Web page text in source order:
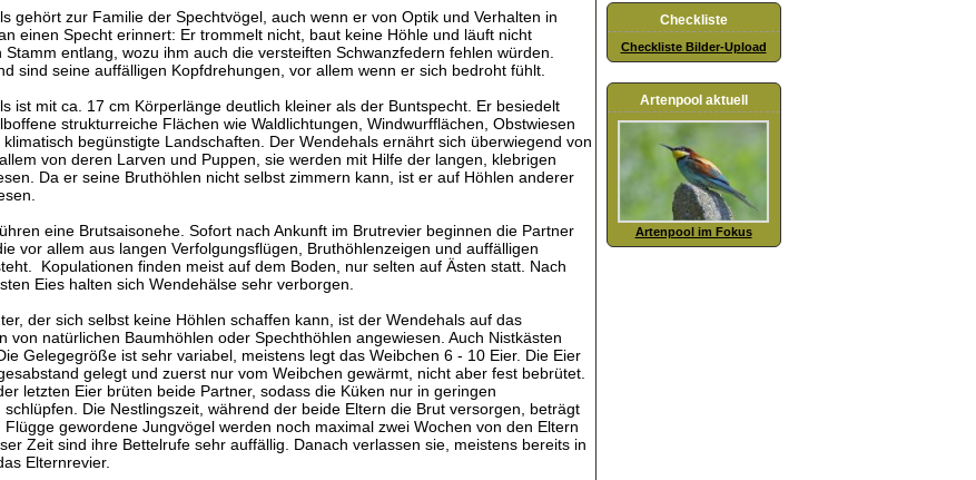
gehört zur Familie der Spechtvögel, auch wenn er von Optik und Verhalten in
einen Specht erinnert: Er trommelt nicht, baut keine Höhle und läuft nicht
Stamm entlang, wozu ihm auch die versteiften Schwanzfedern fehlen würden.
sind seine auffälligen Kopfdrehungen, vor allem wenn er sich bedroht fühlt.
ist mit ca. 17 cm Körperlänge deutlich kleiner als der Buntspecht. Er besiedelt
strukturreiche Flächen wie Waldlichtungen, Windwurfflächen, Obstwiesen
begünstigte Landschaften. Der Wendehals ernährt sich überwiegend von
von deren Larven und Puppen, sie werden mit Hilfe der langen, klebrigen
Da er seine Bruthöhlen nicht selbst zimmern kann, ist er auf Höhlen anderer
eine Brutsaisonehe. Sofort nach Ankunft im Brutrevier beginnen die Partner
vor allem aus langen Verfolgungsflügen, Bruthöhlenzeigen und auffälligen
Kopulationen finden meist auf dem Boden, nur selten auf Ästen statt. Nach
Eies halten sich Wendehälse sehr verborgen.
der sich selbst keine Höhlen schaffen kann, ist der Wendehals auf das
von natürlichen Baumhöhlen oder Spechthöhlen angewiesen. Auch Nistkästen
Gelegegröße ist sehr variabel, meistens legt das Weibchen 6 - 10 Eier. Die Eier
gelegt und zuerst nur vom Weibchen gewärmt, nicht aber fest bebrütet.
letzten Eier brüten beide Partner, sodass die Küken nur in geringen
schlüpfen. Die Nestlingszeit, während der beide Eltern die Brut versorgen, beträgt
Flügge gewordene Jungvögel werden noch maximal zwei Wochen von den Eltern
Zeit sind ihre Bettelrufe sehr auffällig. Danach verlassen sie, meistens bereits in
Elternrevier.
Checkliste
Checkliste Bilder-Upload
Artenpool aktuell
Artenpool im Fokus